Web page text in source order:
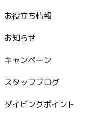
お役立ち情報
お知らせ
キャンペーン
スタッフブログ
ダイビングポイント